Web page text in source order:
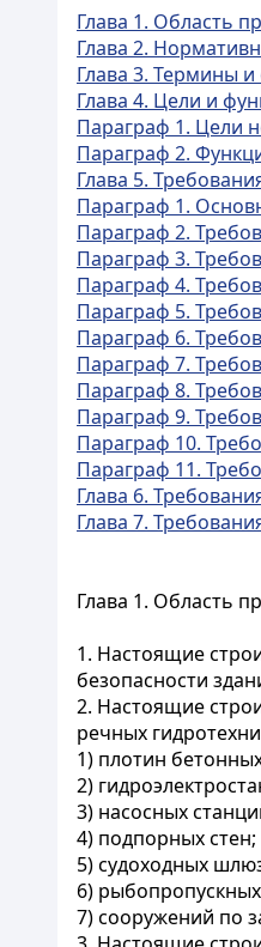
Глава 1. Область
Глава 2.
Глава 3. Термины
Глава 4. Цели и
Параграф 1. Цели
Параграф 2.
Глава 5.
Параграф 1.
Параграф 2.
Параграф 3.
Параграф 4.
Параграф 5.
Параграф 6.
Параграф 7.
Параграф 8.
Параграф 9.
Параграф 10.
Параграф 11.
Глава 6.
Глава 7.
Глава 1. Область
1. Настоящие
безопасности
2. Настоящие
речных
1) плотин
2)
3) насосных
4) подпорных стен;
5) судоходных
6)
7) сооружений по